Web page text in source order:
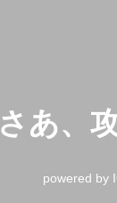
さあ、
powered by